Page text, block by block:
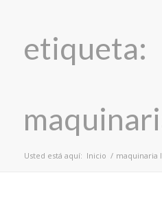
etiqueta:
Usted está aquí: Inicio / maquinaria